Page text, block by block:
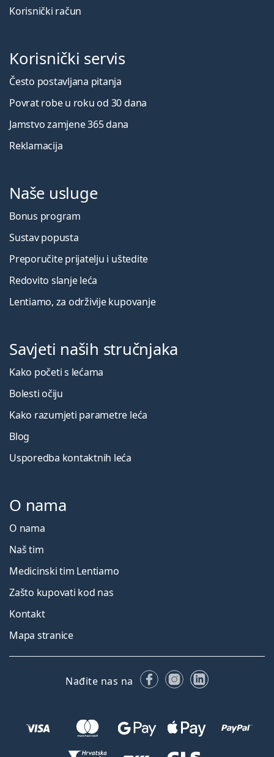
Korisnički račun
Korisnički servis
Često postavljana pitanja
Povrat robe u roku od 30 dana
Jamstvo zamjene 365 dana
Reklamacija
Naše usluge
Bonus program
Sustav popusta
Preporučite prijatelju i uštedite
Redovito slanje leća
Lentiamo, za održivije kupovanje
Savjeti naših stručnjaka
Kako početi s lećama
Bolesti očiju
Kako razumjeti parametre leća
Blog
Usporedba kontaktnih leća
O nama
O nama
Naš tim
Medicinski tim Lentiamo
Zašto kupovati kod nas
Kontakt
Mapa stranice
Nađite nas na FacebookuInstagramu
LinkedIn